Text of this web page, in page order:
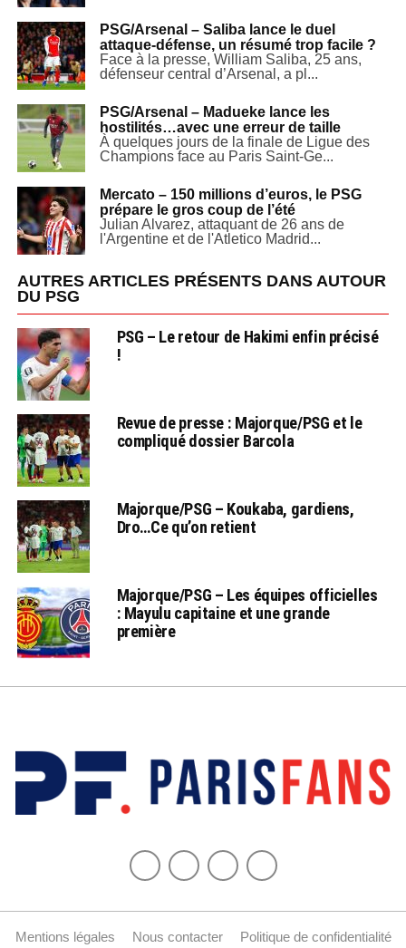
PSG/Arsenal – Saliba lance le duel
attaque-défense, un résumé trop facile ?
Face à la presse, William Saliba, 25 ans,
défenseur central d’Arsenal, a pl...
PSG/Arsenal – Madueke lance les
hostilités…avec une erreur de taille
À quelques jours de la finale de Ligue des
Champions face au Paris Saint-Ge...
Mercato – 150 millions d’euros, le PSG
prépare le gros coup de l’été
Julian Alvarez, attaquant de 26 ans de
l'Argentine et de l'Atletico Madrid...
AUTRES ARTICLES PRÉSENTS DANS AUTOUR
DU PSG
PSG – Le retour de Hakimi enfin précisé
!
Revue de presse : Majorque/PSG et le
compliqué dossier Barcola
Majorque/PSG – Koukaba, gardiens,
Dro…Ce qu’on retient
Majorque/PSG – Les équipes officielles
: Mayulu capitaine et une grande
première
Mentions légales Nous contacter Politique de confidentialité